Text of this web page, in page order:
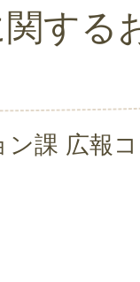
する
ン課 広報